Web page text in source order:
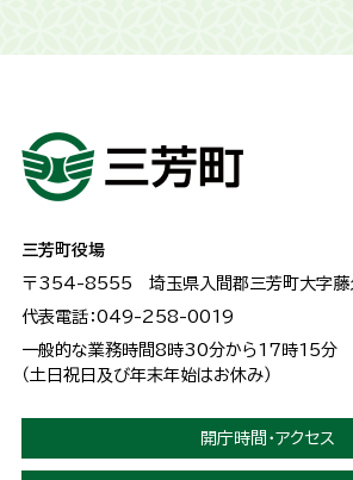
三芳町役場
〒354-8555 埼玉県入間郡三芳町大字藤
代表電話：049-258-0019
一般的な業務時間8時30分から17時15分
（土日祝日及び年末年始はお休み）
開庁時間・アクセス